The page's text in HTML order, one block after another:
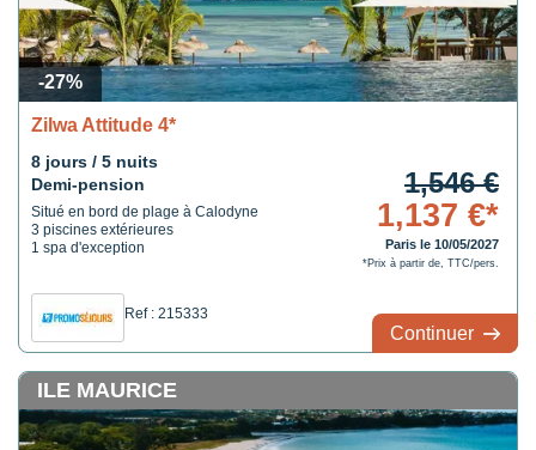
-27%
Zilwa Attitude 4*
8 jours / 5 nuits
Demi-pension
Situé en bord de plage à Calodyne
3 piscines extérieures
1 spa d'exception
Ref : 215333
1,546 €
1,137 €*
Paris le 10/05/2027
*Prix à partir de, TTC/pers.
Continuer
ILE MAURICE